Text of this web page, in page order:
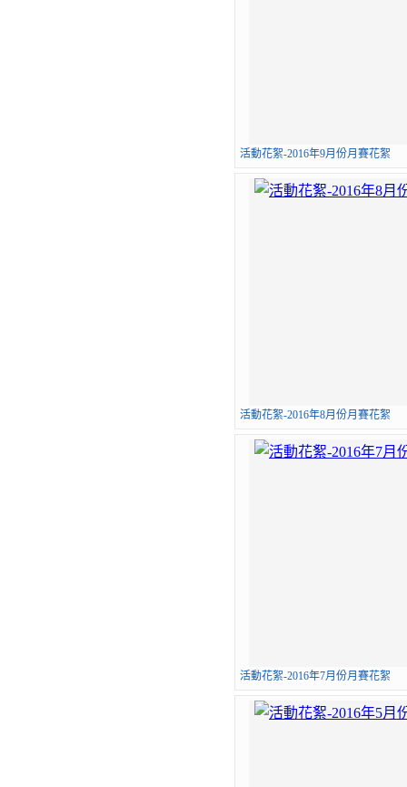
活動花絮-2016年9月份月賽花絮
活動花絮-2016年8月份月賽花絮
活動花絮-2016年7月份月賽花絮